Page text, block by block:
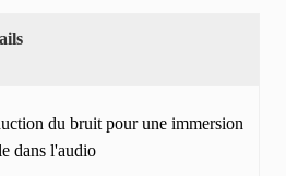
du bruit pour une immersion
dans l'audio